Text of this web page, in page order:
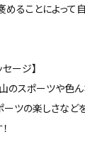
褒めることによっ
ージ】
のスポーツや色
ーツの楽しさなど